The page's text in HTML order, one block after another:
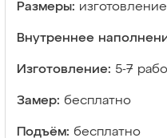
Размеры:
Внутреннее
Изготовление: 5-7
Замер: бесплатно
Подъём: бесплатно